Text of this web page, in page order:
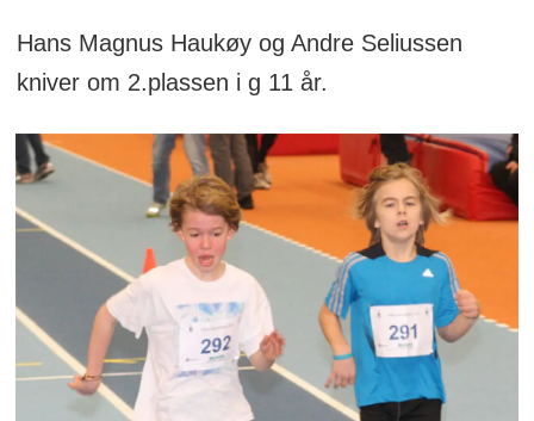
Hans Magnus Haukøy og Andre Seliussen
kniver om 2.plassen i g 11 år.